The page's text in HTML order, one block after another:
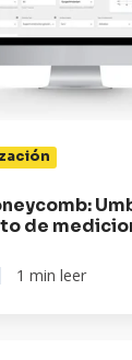
de
1 min leer